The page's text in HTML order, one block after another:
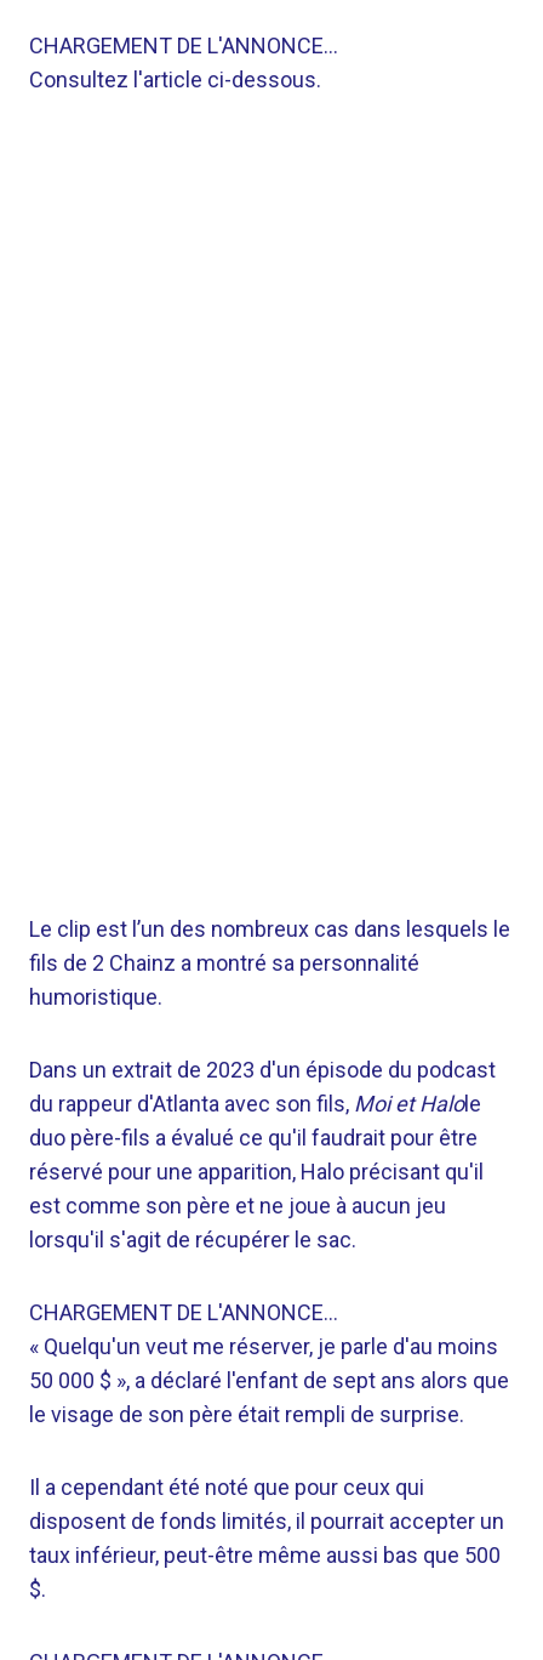
CHARGEMENT DE L'ANNONCE…
Consultez l'article ci-dessous.
Le clip est l’un des nombreux cas dans lesquels le
fils de 2 Chainz a montré sa personnalité
humoristique.
Dans un extrait de 2023 d'un épisode du podcast
du rappeur d'Atlanta avec son fils, Moi et Halole
duo père-fils a évalué ce qu'il faudrait pour être
réservé pour une apparition, Halo précisant qu'il
est comme son père et ne joue à aucun jeu
lorsqu'il s'agit de récupérer le sac.
CHARGEMENT DE L'ANNONCE…
« Quelqu'un veut me réserver, je parle d'au moins
50 000 $ », a déclaré l'enfant de sept ans alors que
le visage de son père était rempli de surprise.
Il a cependant été noté que pour ceux qui
disposent de fonds limités, il pourrait accepter un
taux inférieur, peut-être même aussi bas que 500
$.